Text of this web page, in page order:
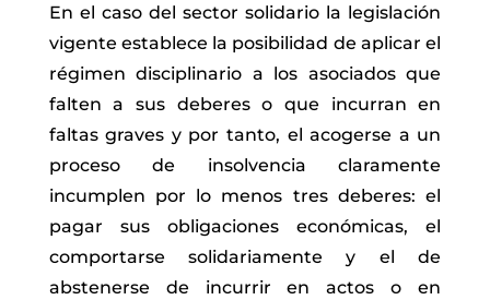
En el caso del sector solidario la legislación
vigente establece la posibilidad de aplicar el
régimen disciplinario a los asociados que
falten a sus deberes o que incurran en
faltas graves y por tanto, el acogerse a un
proceso de insolvencia claramente
incumplen por lo menos tres deberes: el
pagar sus obligaciones económicas, el
comportarse solidariamente y el de
abstenerse de incurrir en actos o en